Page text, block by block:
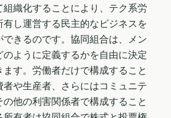
織化することにより、テク系労
し運営する民主的なビジネスを
きるのです。協同組合は、メン
ように定義するかを自由に決定
す。労働者だけで構成すること
者や生産者、さらにはコミュニテ
の他の利害関係者で構成すること